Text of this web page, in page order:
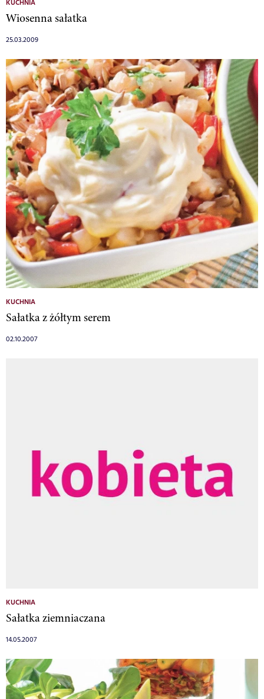
KUCHNIA
Wiosenna sałatka
25.03.2009
KUCHNIA
Sałatka z żółtym serem
02.10.2007
KUCHNIA
Sałatka ziemniaczana
14.05.2007